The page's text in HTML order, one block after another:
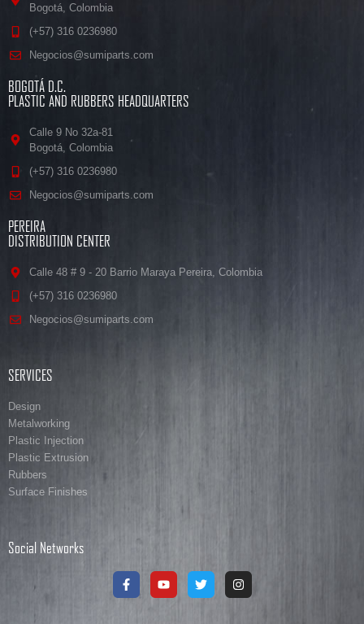
Bogotá, Colombia
(+57) 316 0236980
Negocios@sumiparts.com
BOGOTÁ D.C.
PLASTIC AND RUBBERS HEADQUARTERS
Calle 9 No 32a-81
Bogotá, Colombia
(+57) 316 0236980
Negocios@sumiparts.com
PEREIRA
DISTRIBUTION CENTER
Calle 48 # 9 - 20 Barrio Maraya Pereira, Colombia
(+57) 316 0236980
Negocios@sumiparts.com
SERVICES
Design
Metalworking
Plastic Injection
Plastic Extrusion
Rubbers
Surface Finishes
Social Networks